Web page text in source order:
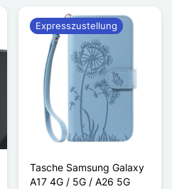
Tasche Samsung Galaxy
A17 4G / 5G / A26 5G
Expresszustellung